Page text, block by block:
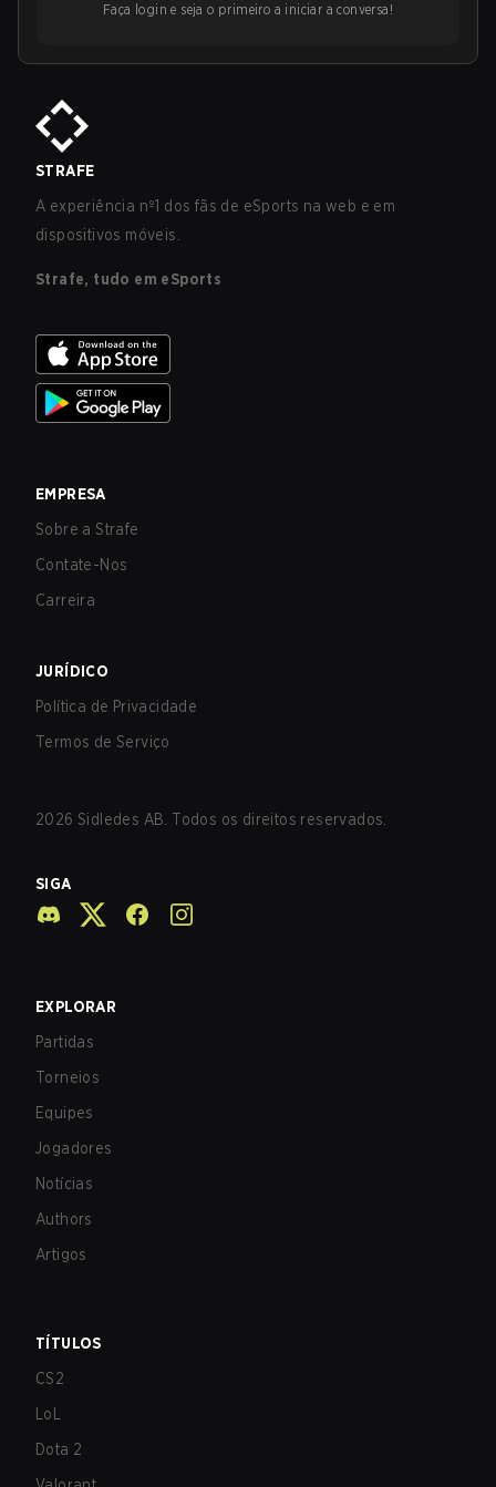
Faça login e seja o primeiro a iniciar a conversa!
STRAFE
A experiência nº1 dos fãs de eSports na web e em
dispositivos móveis.
Strafe, tudo em eSports
EMPRESA
Sobre a Strafe
Contate-Nos
Carreira
JURÍDICO
Política de Privacidade
Termos de Serviço
2026 Sidledes AB. Todos os direitos reservados.
SIGA
EXPLORAR
Partidas
Torneios
Equipes
Jogadores
Notícias
Authors
Artigos
TÍTULOS
CS2
LoL
Dota 2